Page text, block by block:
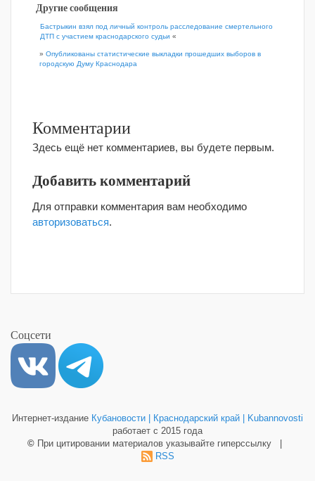
Другие сообщения
Бастрыкин взял под личный контроль расследование смертельного
ДТП с участием краснодарского судьи «
» Опубликованы статистические выкладки прошедших выборов в
городскую Думу Краснодара
Комментарии
Здесь ещё нет комментариев, вы будете первым.
Добавить комментарий
Для отправки комментария вам необходимо
авторизоваться.
Соцсети
Интернет-издание Кубановости | Краснодарский край | Kubannovosti
работает с 2015 года
© При цитировании материалов указывайте гиперссылку |
RSS